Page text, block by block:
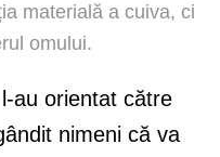
materială a cuiva, ci
omului.
au orientat către
nimeni că va